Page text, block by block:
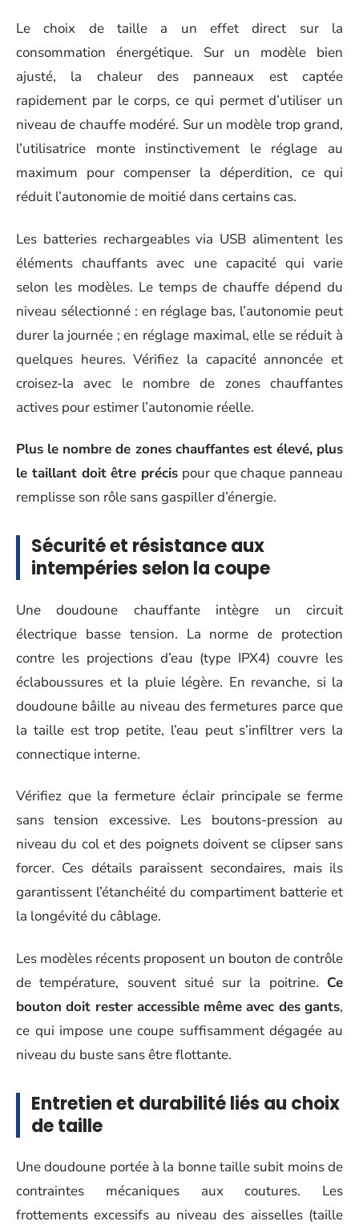
Le choix de taille a un effet direct sur la
consommation énergétique. Sur un modèle bien
ajusté, la chaleur des panneaux est captée
rapidement par le corps, ce qui permet d’utiliser un
niveau de chauffe modéré. Sur un modèle trop grand,
l’utilisatrice monte instinctivement le réglage au
maximum pour compenser la déperdition, ce qui
réduit l’autonomie de moitié dans certains cas.
Les batteries rechargeables via USB alimentent les
éléments chauffants avec une capacité qui varie
selon les modèles. Le temps de chauffe dépend du
niveau sélectionné : en réglage bas, l’autonomie peut
durer la journée ; en réglage maximal, elle se réduit à
quelques heures. Vérifiez la capacité annoncée et
croisez-la avec le nombre de zones chauffantes
actives pour estimer l’autonomie réelle.
Plus le nombre de zones chauffantes est élevé, plus
le taillant doit être précis pour que chaque panneau
remplisse son rôle sans gaspiller d’énergie.
Sécurité et résistance aux
intempéries selon la coupe
Une doudoune chauffante intègre un circuit
électrique basse tension. La norme de protection
contre les projections d’eau (type IPX4) couvre les
éclaboussures et la pluie légère. En revanche, si la
doudoune bâille au niveau des fermetures parce que
la taille est trop petite, l’eau peut s’infiltrer vers la
connectique interne.
Vérifiez que la fermeture éclair principale se ferme
sans tension excessive. Les boutons-pression au
niveau du col et des poignets doivent se clipser sans
forcer. Ces détails paraissent secondaires, mais ils
garantissent l’étanchéité du compartiment batterie et
la longévité du câblage.
Les modèles récents proposent un bouton de contrôle
de température, souvent situé sur la poitrine. Ce
bouton doit rester accessible même avec des gants,
ce qui impose une coupe suffisamment dégagée au
niveau du buste sans être flottante.
Entretien et durabilité liés au choix
de taille
Une doudoune portée à la bonne taille subit moins de
contraintes mécaniques aux coutures. Les
frottements excessifs au niveau des aisselles (taille